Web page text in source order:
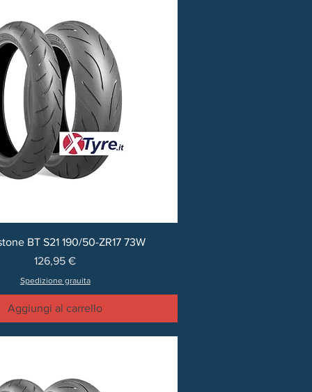
BT S21 190/50-ZR17 73W
Prezzo
126,95 €
Spedizione grauita
Aggiungi al carrello